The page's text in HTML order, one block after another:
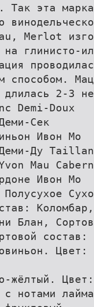
Так эта
Merlot
на глинисто-
способом.
длилась 2-3
Demi-Doux
Сек
Ивон Мо
Ду
Mau
Ивон Мо
Полусухое
Блан,
состав:
Цвет:
жёлтый.
c нотами